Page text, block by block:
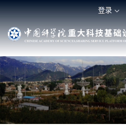
登录